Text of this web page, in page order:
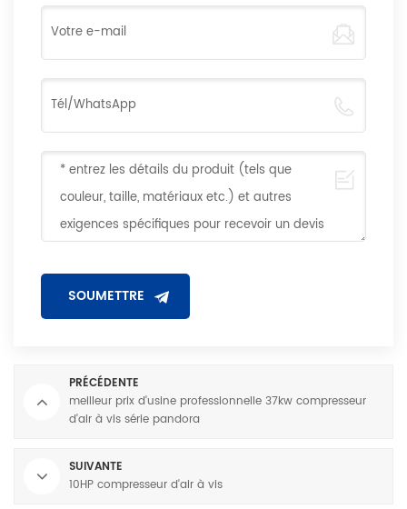
PRÉCÉDENTE
meilleur prix d'usine professionnelle 37kw compresseur
d'air à vis série pandora
SUIVANTE
10HP compresseur d'air à vis